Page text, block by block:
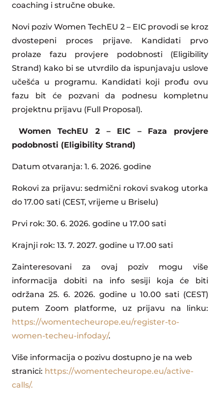
coaching i stručne obuke.
Novi poziv Women TechEU 2 – EIC provodi se kroz
dvostepeni proces prijave. Kandidati prvo
prolaze fazu provjere podobnosti (Eligibility
Strand) kako bi se utvrdilo da ispunjavaju uslove
učešća u programu. Kandidati koji prođu ovu
fazu bit će pozvani da podnesu kompletnu
projektnu prijavu (Full Proposal).
Women TechEU 2 – EIC – Faza provjere
podobnosti (Eligibility Strand)
Datum otvaranja: 1. 6. 2026. godine
Rokovi za prijavu: sedmični rokovi svakog utorka
do 17.00 sati (CEST, vrijeme u Briselu)
Prvi rok: 30. 6. 2026. godine u 17.00 sati
Krajnji rok: 13. 7. 2027. godine u 17.00 sati
Zainteresovani za ovaj poziv mogu više
informacija dobiti na info sesiji koja će biti
održana 25. 6. 2026. godine u 10.00 sati (CEST)
putem Zoom platforme, uz prijavu na linku:
https://womentecheurope.eu/register-to-
women-techeu-infoday/.
Više informacija o pozivu dostupno je na web
stranici: https://womentecheurope.eu/active-
calls/.